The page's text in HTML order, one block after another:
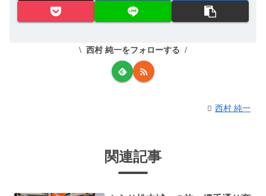
西村 純一をフォローする
西村 純一
関連記事